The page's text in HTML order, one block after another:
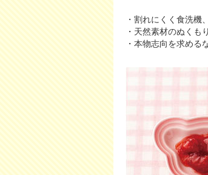
・割れにくく食洗機
・天然素材のぬくも
・本物志向を求める